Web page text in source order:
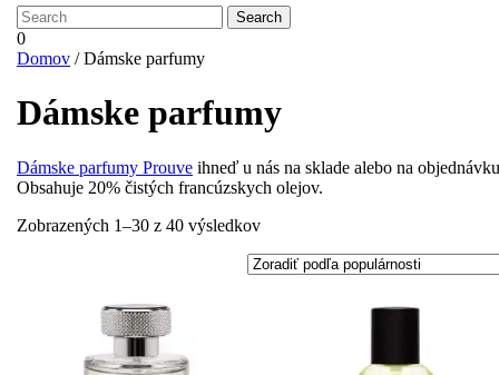
Close
Button
Search
for:
Login
/
Shopping
Cart
0
Domov / Dámske parfumy
Dámske parfumy
Dámske parfumy Prouve ihneď u nás na sklade alebo na
Obsahuje 20% čistých francúzskych olejov.
Zobrazených 1–30 z 40 výsledkovZoradené
popularity